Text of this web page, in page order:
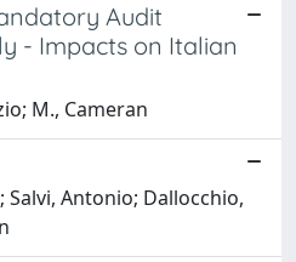
Audit
- Impacts on Italian
M., Cameran
Salvi, Antonio; Dallocchio,